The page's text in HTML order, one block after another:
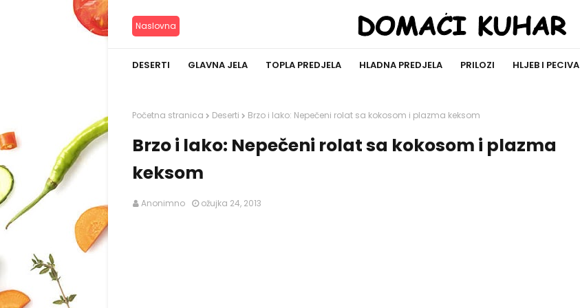
Naslovna
DESERTI GLAVNA JELA TOPLA PREDJELA HLADNA PREDJELA PRILOZI HLJEB I PECIVA
Početna stranica Deserti Brzo i lako: Nepečeni rolat sa kokosom i plazma keksom
Brzo i lako: Nepečeni rolat sa kokosom i plazma
keksom
Anonimno ožujka 24, 2013